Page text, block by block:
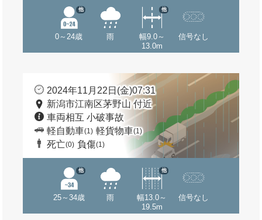
0～24歳
他
雨
幅9.0～
13.0m
他
信号なし
2024年11月22日(金)07:31
新潟市江南区茅野山 付近
車両相互 小破事故
軽自動車(1) 軽貨物車(1)
死亡(0) 負傷(1)
25～34歳
他
雨
幅13.0～
19.5m
他
信号なし